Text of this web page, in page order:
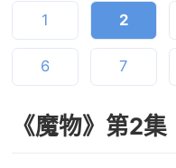
1 2
6 7
《魔物》第2集